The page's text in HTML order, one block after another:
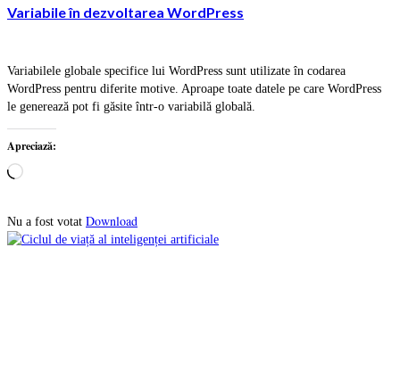
Variabile în dezvoltarea WordPress
Variabilele globale specifice lui WordPress sunt utilizate în codarea
WordPress pentru diferite motive. Aproape toate datele pe care WordPress
le generează pot fi găsite într-o variabilă globală.
Apreciază:
Încarc...
Nu a fost votat Download